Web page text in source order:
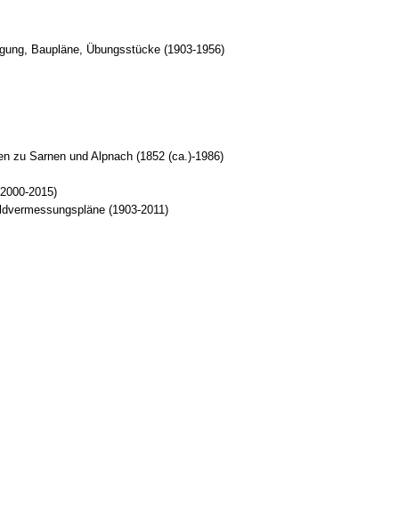
Baupläne, Übungsstücke (1903-1956)
zu Sarnen und Alpnach (1852 (ca.)-1986)
2015)
(1903-2011)